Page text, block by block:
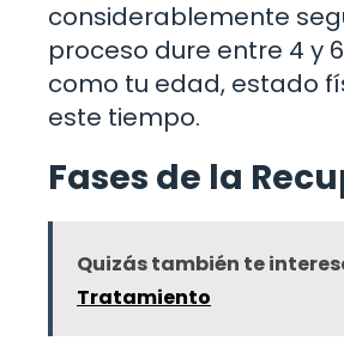
considerablemente
proceso dure entre 4 y
como tu edad, estado
este tiempo.
Fases de la
Quizás también te
Tratamiento